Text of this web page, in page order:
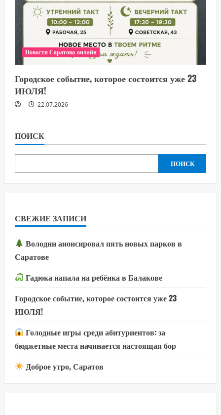
Новости Саратова онлайн
Городское событие, которое состоится уже 23
ИЮЛЯ!
22.07.2026
ПОИСК
ПОИСК
СВЕЖИЕ ЗАПИСИ
Володин анонсировал пять новых парков в
Саратове
Гадюка напала на ребёнка в Балакове
Городское событие, которое состоится уже 23
ИЮЛЯ!
Голодные игры среди абитуриентов: за
бюджетные места начинается настоящая бор
Доброе утро, Саратов